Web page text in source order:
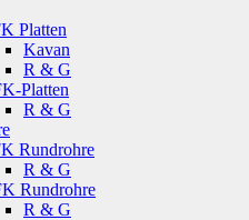
Platten
Kavan
R & G
Platten
R & G
Rundrohre
R & G
Rundrohre
R & G